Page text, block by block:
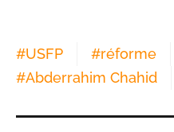
#USFP #réforme
#Abderrahim Chahid